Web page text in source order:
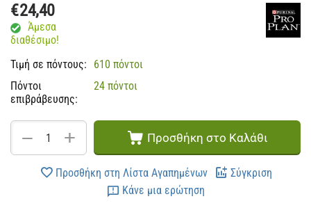
€24,40
Άμεσα
διαθέσιμο!
Τιμή σε πόντους:
610 πόντοι
Πόντοι
επιβράβευσης:
24 πόντοι
+
− Προσθήκη στο Καλάθι
Προσθήκη στη Λίστα Αγαπημένων
Σύγκριση
Κάνε μια ερώτηση